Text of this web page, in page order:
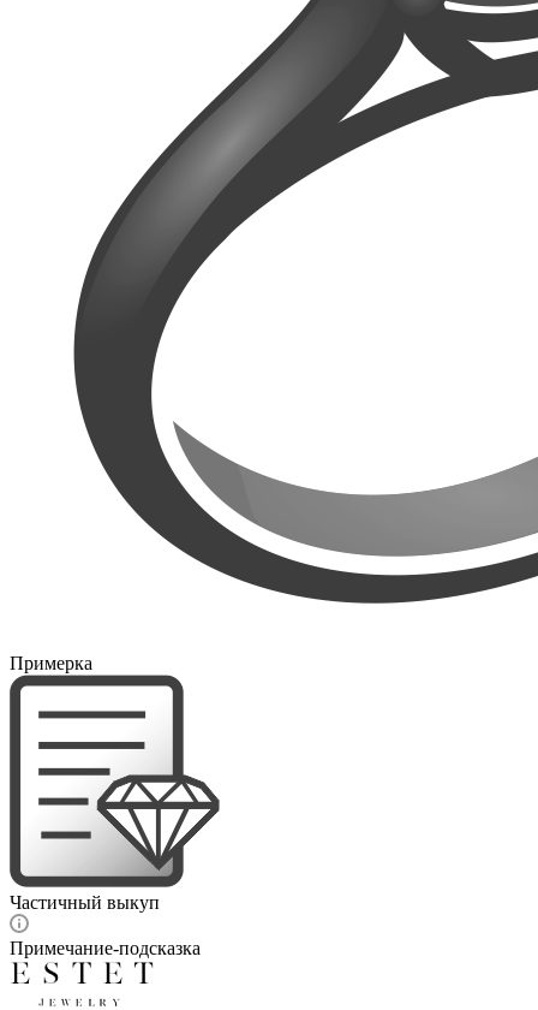
Примерка
Частичный выкуп
Примечание-подсказка